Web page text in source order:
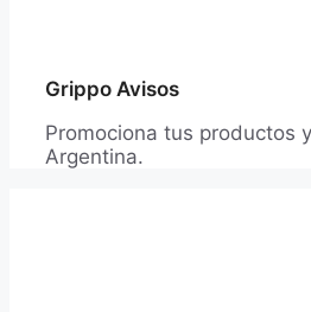
Grippo Avisos
Promociona tus productos
Argentina.